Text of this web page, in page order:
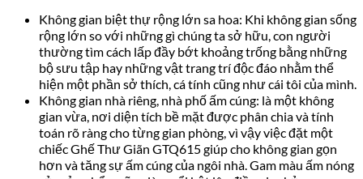
Không gian biệt thự rộng lớn sa hoa: Khi không gian sống
rộng lớn so với những gì chúng ta sở hữu, con người
thường tìm cách lấp đầy bớt khoảng trống bằng những
bộ sưu tập hay những vật trang trí độc đáo nhằm thể
hiện một phần sở thích, cá tính cũng như cái tôi của mình.
Không gian nhà riêng, nhà phố ấm cúng: là một không
gian vừa, nơi diện tích bề mặt được phân chia và tính
toán rõ ràng cho từng gian phòng, vì vậy việc đặt một
chiếc Ghế Thư Giãn GTQ615 giúp cho không gian gọn
hơn và tăng sự ấm cúng của ngôi nhà. Gam màu ấm nóng